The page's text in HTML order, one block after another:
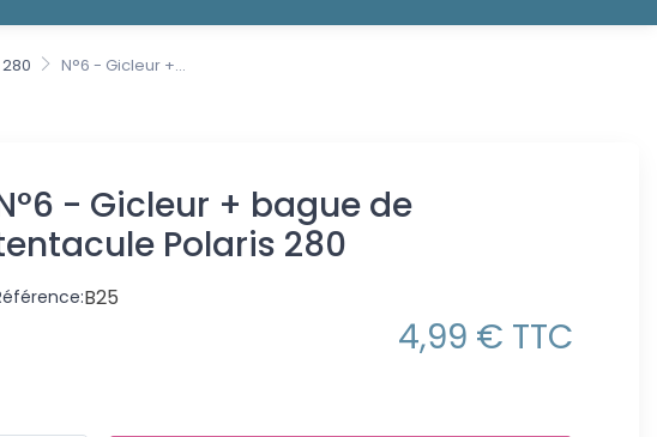
N°6 - Gicleur +...
- Gicleur + bague de
Polaris 280
B25
4,99 € TTC